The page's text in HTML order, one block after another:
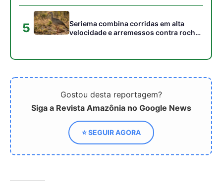
5
Seriema combina corridas em alta
velocidade e arremessos contra rochas
Gostou desta reportagem?
Siga a Revista Amazônia no Google News
⭐ SEGUIR AGORA